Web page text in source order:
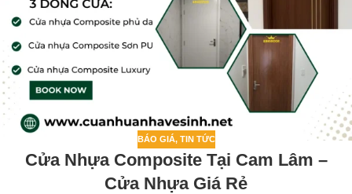
BÁO GIÁ, TIN TỨC
Cửa Nhựa Composite Tại Cam Lâm –
Cửa Nhựa Giá Rẻ